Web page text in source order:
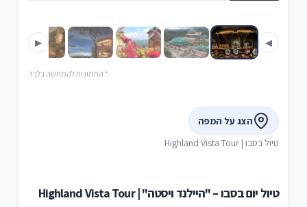
◀
▶
* התמונות להמחשה בלבד
הצג על המפה
טיול בסבו | Highland Vista Tour
טיול יום בסבו – "היילנד ויסטה" | Highland Vista Tour